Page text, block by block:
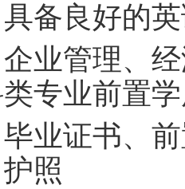
备良好的
业管理、
专业前置
业证书、
照